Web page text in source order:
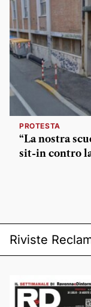
PROTESTA
“La nostra
sit-in contro
Riviste